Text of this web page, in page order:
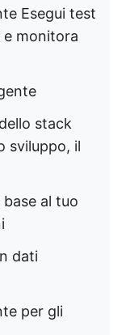
Esegui test
monitora
stack
sviluppo, il
al tuo
dati
per gli